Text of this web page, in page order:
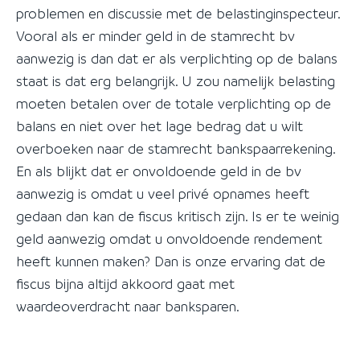
problemen en discussie met de belastinginspecteur.
Vooral als er minder geld in de stamrecht bv
aanwezig is dan dat er als verplichting op de balans
staat is dat erg belangrijk. U zou namelijk belasting
moeten betalen over de totale verplichting op de
balans en niet over het lage bedrag dat u wilt
overboeken naar de stamrecht bankspaarrekening.
En als blijkt dat er onvoldoende geld in de bv
aanwezig is omdat u veel privé opnames heeft
gedaan dan kan de fiscus kritisch zijn. Is er te weinig
geld aanwezig omdat u onvoldoende rendement
heeft kunnen maken? Dan is onze ervaring dat de
fiscus bijna altijd akkoord gaat met
waardeoverdracht naar banksparen.